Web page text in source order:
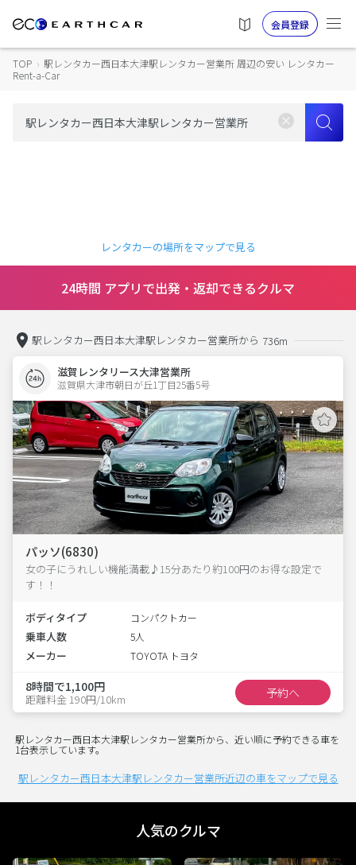
会員登録
TOP › 駅レンタカー西日本大津駅レンタカー営業所 周辺の安い レンタカー
Rent-a-Car
レンタカーの場所をマップで見る
24時間 アプリで出発・返却できるクルマ
駅レンタカー西日本大津駅レンタカー営業所から 736m
滋賀レンタリース大津営業所
滋賀県大津市朝日が丘1丁目25番5号
パッソ(6830)
女の子にうれしい機能満載♪15分あたり約100円のお得な設定で
す！！
ボディタイプ コンパクトカー
乗車人数 5人
メーカー TOYOTA トヨタ
8時間で1,100円
距離料金 190円/10km 予約へ
駅レンタカー西日本大津駅レンタカー営業所から、近い順に予約できる車を
1台表示しています。
駅レンタカー西日本大津駅レンタカー営業所近辺の車をマップで見る
人気のクルマ